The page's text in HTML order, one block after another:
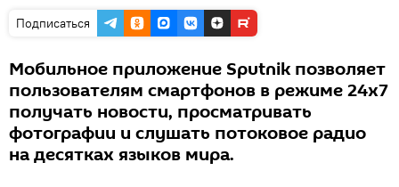
Подписаться
Мобильное приложение Sputnik позволяет
пользователям смартфонов в режиме 24х7
получать новости, просматривать
фотографии и слушать потоковое радио
на десятках языков мира.